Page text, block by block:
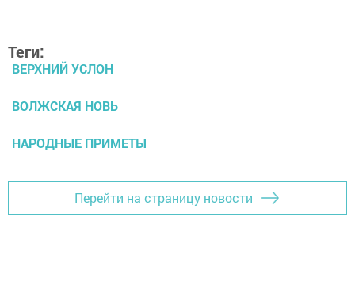
Теги:
ВЕРХНИЙ УСЛОН
ВОЛЖСКАЯ НОВЬ
НАРОДНЫЕ ПРИМЕТЫ
Перейти на страницу новости